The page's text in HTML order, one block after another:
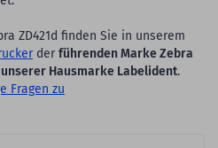
ZD421d finden Sie in unserem
der führenden Marke Zebra
unserer Hausmarke Labelident.
Fragen zu